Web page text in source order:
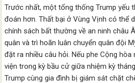
Trước nhất, một tổng thống Trump yếu
đoán hơn. Thất bại ở Vùng Vịnh có thể
chính sách bất thường về an ninh châu
quân và trì hoãn luân chuyển quân đội
đặt ra nhiều câu hỏi. Nếu phe Cộng
viện trong kỳ bầu cử giữa nhiệm kỳ
Trump cùng gia đình bị giám sát chặt